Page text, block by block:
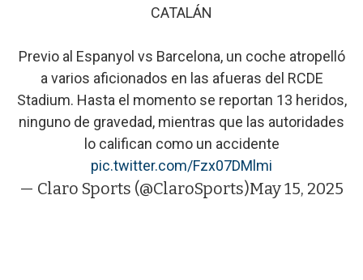
CATALÁN
Previo al Espanyol vs Barcelona, un coche atropelló
a varios aficionados en las afueras del RCDE
Stadium. Hasta el momento se reportan 13 heridos,
ninguno de gravedad, mientras que las autoridades
lo califican como un accidente
pic.twitter.com/Fzx07DMlmi
— Claro Sports (@ClaroSports)May 15, 2025